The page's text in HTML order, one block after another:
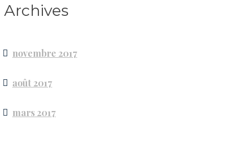
Archives
novembre 2017
août 2017
mars 2017